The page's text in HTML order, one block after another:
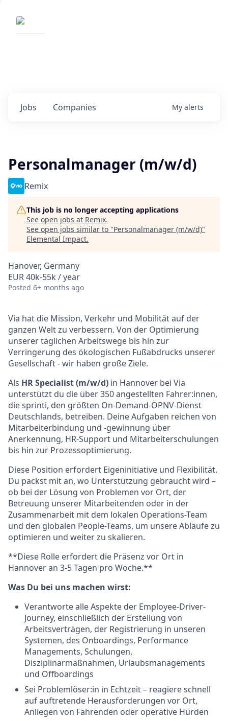
Jobs Companies My alerts
Personalmanager (m/w/d)
Remix
This job is no longer accepting applications
See open jobs at Remix.
See open jobs similar to "Personalmanager (m/w/d)"
Elemental Impact.
Hanover, Germany
EUR 40k-55k / year
Posted 6+ months ago
Via hat die Mission, Verkehr und Mobilität auf der
ganzen Welt zu verbessern. Von der Optimierung
unserer täglichen Arbeitswege bis hin zur
Verringerung des ökologischen Fußabdrucks unserer
Gesellschaft - wir haben große Ziele.
Als HR Specialist (m/w/d) in Hannover bei Via
unterstützt du die über 350 angestellten Fahrer:innen,
die sprinti, den größten On-Demand-ÖPNV-Dienst
Deutschlands, betreiben. Deine Aufgaben reichen von
Mitarbeiterbindung und -gewinnung über
Anerkennung, HR-Support und Mitarbeiterschulungen
bis hin zur Prozessoptimierung.
Diese Position erfordert Eigeninitiative und Flexibilität.
Du packst mit an, wo Unterstützung gebraucht wird –
ob bei der Lösung von Problemen vor Ort, der
Betreuung unserer Mitarbeitenden oder in der
Zusammenarbeit mit dem lokalen Operations-Team
und den globalen People-Teams, um unsere Abläufe zu
optimieren und weiter zu skalieren.
**Diese Rolle erfordert die Präsenz vor Ort in
Hannover an 3-5 Tagen pro Woche.**
Was Du bei uns machen wirst:
Verantworte alle Aspekte der Employee-Driver-
Journey, einschließlich der Erstellung von
Arbeitsverträgen, der Registrierung in unseren
Systemen, des Onboardings, Performance
Managements, Schulungen,
Disziplinarmaßnahmen, Urlaubsmanagements
und Offboardings
Sei Problemlöser:in in Echtzeit – reagiere schnell
auf auftretende Herausforderungen vor Ort,
Anliegen von Fahrenden oder operative Hürden